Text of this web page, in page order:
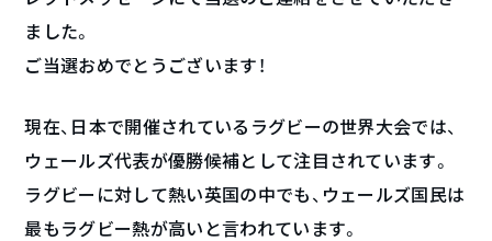
ました。
ご当選おめでとうございます！
現在、日本で開催されているラグビーの世界大会では、
ウェールズ代表が優勝候補として注目されています。
ラグビーに対して熱い英国の中でも、ウェールズ国民は
最もラグビー熱が高いと言われています。